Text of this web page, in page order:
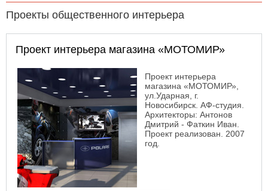
Проекты общественного интерьера
Проект интерьера магазина «МОТОМИР»
Проект интерьера
магазина «МОТОМИР»,
ул.Ударная, г.
Новосибирск. АФ-студия.
Архитекторы: Антонов
Дмитрий - Фаткин Иван.
Проект реализован. 2007
год.